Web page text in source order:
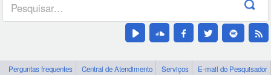
Perguntas frequentes Central de Atendimento Serviços
E-mail do Pesquisador